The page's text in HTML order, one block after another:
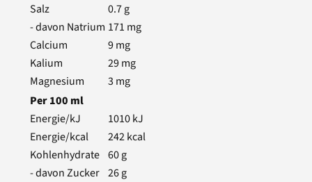
Salz
0.7g
- davon Natrium 171 mg
Calcium
9mg
Kalium
29mg
Magnesium
3 mg
Per100 ml
Energie/kJ
1010kJ
Energie/kcal
242kcal
Kohlenhydrate 60g
- davon Zucker 26g